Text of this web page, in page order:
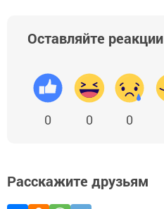
Оставляйте реакции
0 0 0
Расскажите друзьям